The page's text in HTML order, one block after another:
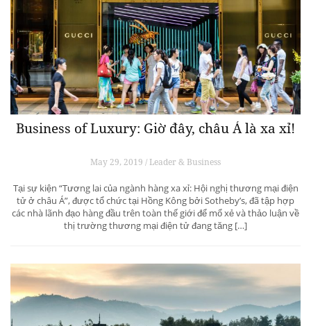
Business of Luxury: Giờ đây, châu Á là xa xỉ!
May 29, 2019 / Leader & Business
Tại sự kiện “Tương lai của ngành hàng xa xỉ: Hội nghị thương mại điện
tử ở châu Á”, được tổ chức tại Hồng Kông bởi Sotheby’s, đã tập hợp
các nhà lãnh đạo hàng đầu trên toàn thế giới để mổ xẻ và thảo luận về
thị trường thương mại điện tử đang tăng […]